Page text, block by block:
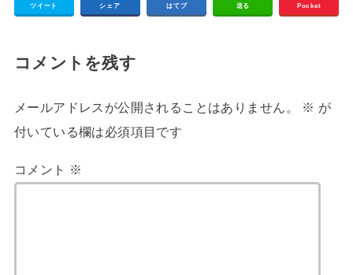
ツイート シェア はてブ 送る Pocket
コメントを残す
メールアドレスが公開されることはありません。 ※ が
付いている欄は必須項目です
コメント ※